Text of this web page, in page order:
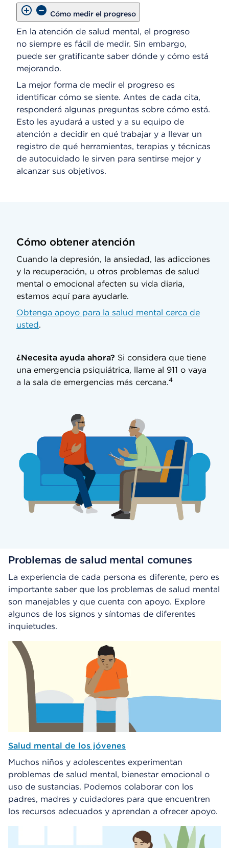
Cómo medir el progreso
En la atención de salud mental, el progreso
no siempre es fácil de medir. Sin embargo,
puede ser gratificante saber dónde y cómo está
mejorando.
La mejor forma de medir el progreso es
identificar cómo se siente. Antes de cada cita,
responderá algunas preguntas sobre cómo está.
Esto les ayudará a usted y a su equipo de
atención a decidir en qué trabajar y a llevar un
registro de qué herramientas, terapias y técnicas
de autocuidado le sirven para sentirse mejor y
alcanzar sus objetivos.
Cómo obtener atención
Cuando la depresión, la ansiedad, las adicciones
y la recuperación, u otros problemas de salud
mental o emocional afecten su vida diaria,
estamos aquí para ayudarle.
Obtenga apoyo para la salud mental cerca de
usted.
¿Necesita ayuda ahora? Si considera que tiene
una emergencia psiquiátrica, llame al 911 o vaya
a la sala de emergencias más cercana.4
Problemas de salud mental comunes
La experiencia de cada persona es diferente, pero es
importante saber que los problemas de salud mental
son manejables y que cuenta con apoyo. Explore
algunos de los signos y síntomas de diferentes
inquietudes.
Salud mental de los jóvenes
Muchos niños y adolescentes experimentan
problemas de salud mental, bienestar emocional o
uso de sustancias. Podemos colaborar con los
padres, madres y cuidadores para que encuentren
los recursos adecuados y aprendan a ofrecer apoyo.